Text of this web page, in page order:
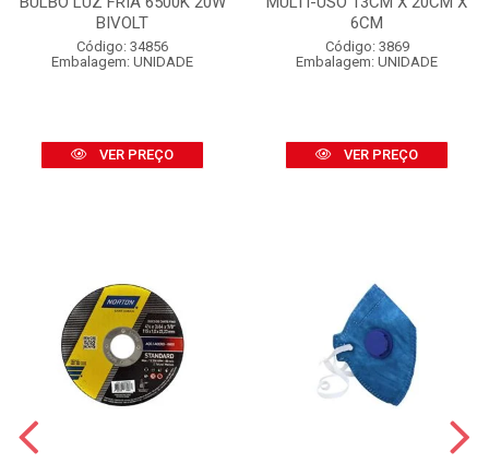
BIVOLT
Código: 34856
Embalagem: UNIDADE
VER PREÇO
6CM
Código: 3869
Embalagem: UNIDADE
VER PREÇO